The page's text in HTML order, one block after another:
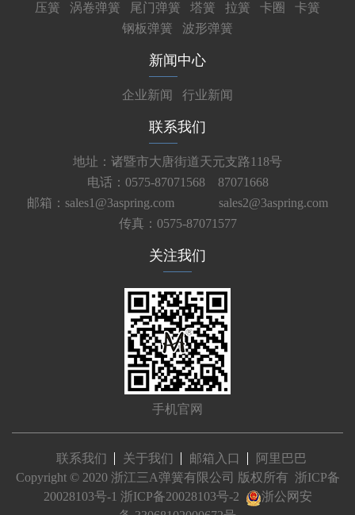
压簧
涡卷弹簧 尾门弹簧 塔簧 拉簧 卡圈
卡簧
钢板弹簧
波形弹簧
新闻中心
企业新闻 行业新闻
联系我们
地址：诸暨市大唐街道天元支路118号
电话：0575-87071568 87071668
邮箱：sales1@3aspring.com
sales2@3aspring.com
传真：0575-87071577
关注我们
手机官网
联系我们 关于我们 邮箱入口
阿里巴巴
Copyright © 2020 浙江三A弹簧有限公司 版权所有 浙ICP备
20028103号-1 浙ICP备20028103号-2
浙公网安